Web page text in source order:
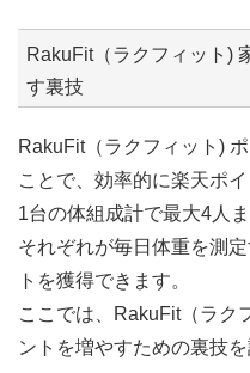
RakuFit（ラクフィット)
す裏技
RakuFit（ラクフィット)
ことで、効率的に楽天ポ
1台の体組成計で最大4人
それぞれが毎日体重を測
トを獲得できます。
ここでは、RakuFit（ラク
ントを増やすための裏技を